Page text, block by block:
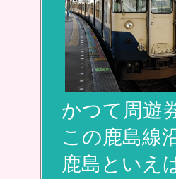
かつて周遊
この鹿島線
鹿島といえ